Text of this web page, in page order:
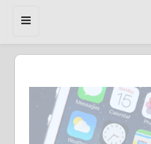
منو